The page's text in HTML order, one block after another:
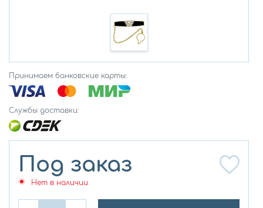
Принимаем банковские карты:
Службы доставки:
Под заказ
Нет в наличии